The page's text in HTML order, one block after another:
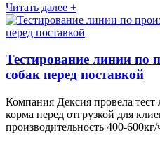
Читать далее +
Тестирование линии по
собак перед поставкой
Компания Дексия провела тест
корма перед отгрузкой для
производительность 400-